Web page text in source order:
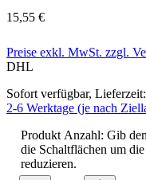
15,55 €
Preise exkl. MwSt. zzgl.
DHL
Sofort verfügbar, Lieferzeit:
2-6 Werktage (je nach
Produkt Anzahl: Gib
die Schaltflächen um
reduzieren.